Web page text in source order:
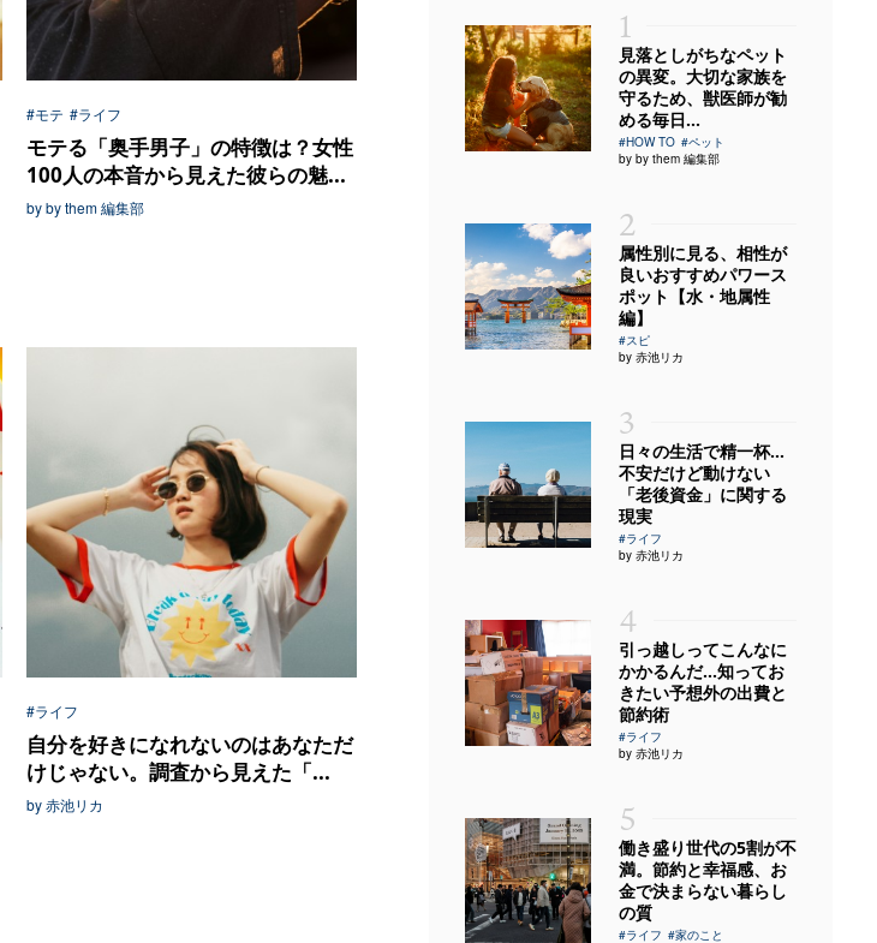
#モテ #ライフ
モテる「奥手男子」の特徴は？女性
100人の本音から見えた彼らの魅...
by by them 編集部
#ライフ
自分を好きになれないのはあなただ
けじゃない。調査から見えた「...
by 赤池リカ
1
見落としがちなペット
の異変。大切な家族を
守るため、獣医師が勧
める毎日...
#HOW TO #ペット
by by them 編集部
2
属性別に見る、相性が
良いおすすめパワース
ポット【水・地属性
編】
#スピ
by 赤池リカ
3
日々の生活で精一杯…
不安だけど動けない
「老後資金」に関する
現実
#ライフ
by 赤池リカ
4
引っ越しってこんなに
かかるんだ…知ってお
きたい予想外の出費と
節約術
#ライフ
by 赤池リカ
5
働き盛り世代の5割が不
満。節約と幸福感、お
金で決まらない暮らし
の質
#ライフ #家のこと